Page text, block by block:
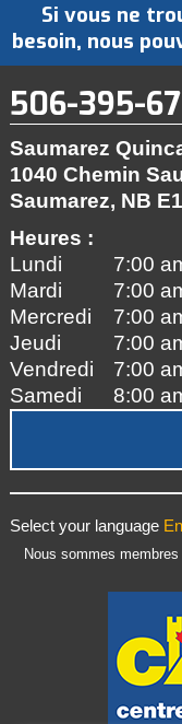
Si vous ne
besoin, nous
506-395-
Saumarez
1040 Chemin
Saumarez, NB
Heures :
Lundi
7:00
Mardi
7:00
Mercredi
7:00
Jeudi
7:00
Vendredi
7:00
Samedi
8:00
Select your language
Nous sommes